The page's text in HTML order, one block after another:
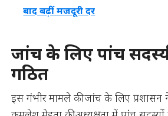
बाद बढ़ीं मजदूरी दर
जांच के लिए पांच
गठित
इस गंभीर मामले की जांच के लिए प्रशासन